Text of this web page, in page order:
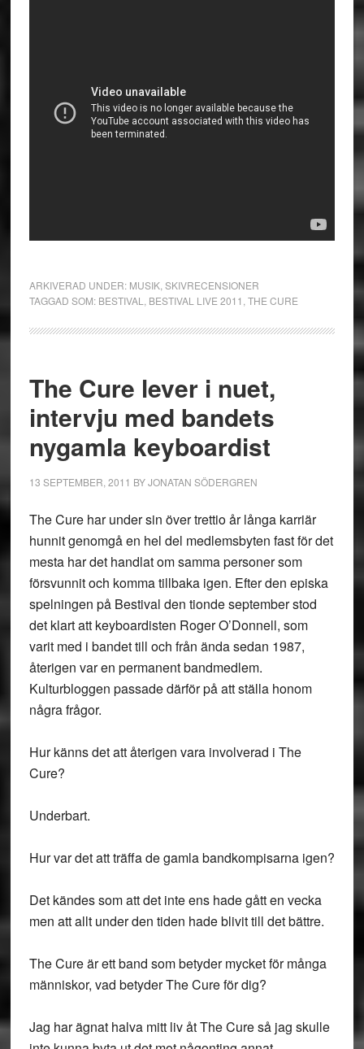
ARKIVERAD UNDER: MUSIK, SKIVRECENSIONER
TAGGAD SOM: BESTIVAL BESTIVAL LIVE 2011 THE CURE
The Cure lever i nuet,
intervju med bandets
nygamla keyboardist
13 SEPTEMBER, 2011 BYJONATAN SÖDERGREN
The Cure har under sin över trettio år långa karriär
hunnit genomgå en hel del medlemsbyten fast för det
mesta har det handlat om samma personer som
försvunnit och komma tillbaka igen. Efter den episka
spelningen på Bestival den tionde september stod
det klart att keyboardisten Roger O’Donnell, som
varit med i bandet till och från ända sedan 1987,
återigen var en permanent bandmedlem.
Kulturbloggen passade därför på att ställa honom
några frågor.
Hur känns det att återigen vara involverad i The
Cure?
Underbart.
Hur var det att träffa de gamla bandkompisarna igen?
Det kändes som att det inte ens hade gått en vecka
men att allt under den tiden hade blivit till det bättre.
The Cure är ett band som betyder mycket för många
människor, vad betyder The Cure för dig?
Jag har ägnat halva mitt liv åt The Cure så jag skulle